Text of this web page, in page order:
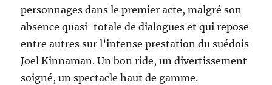
personnages dans le premier acte, malgré son
absence quasi-totale de dialogues et qui repose
entre autres sur l’intense prestation du suédois
Joel Kinnaman. Un bon ride, un divertissement
soigné, un spectacle haut de gamme.